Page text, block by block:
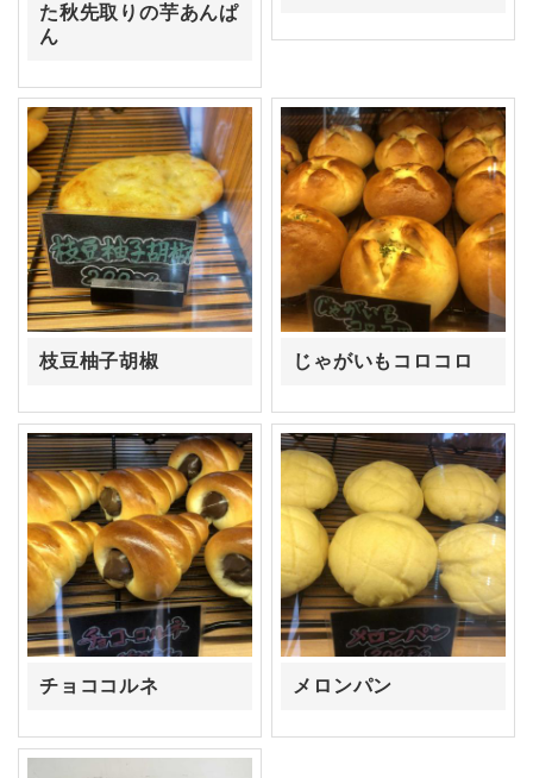
た秋先取りの芋あんぱ
ん
枝豆柚子胡椒 じゃがいもコロコロ
チョココルネ メロンパン